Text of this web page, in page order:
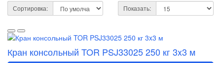
Сортировка: Показать:
Кран консольный TOR PSJ33025 250 кг 3x3 м